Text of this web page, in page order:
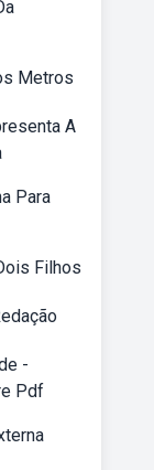
Metros
A
Para
Filhos
-
Pdf